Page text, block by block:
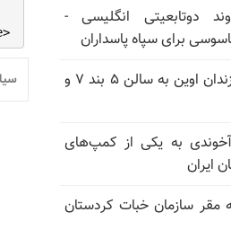
دوتابعیتی انگلیسی -
برای سپاه پاسداران
یورش وحشیانه گارد زندان اوین به سالن ۵ بند ۷ و
به یکی از کمپ‌های
ایران
مقر سازمان خبات کردستان